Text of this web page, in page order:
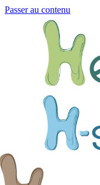
Passer au contenu